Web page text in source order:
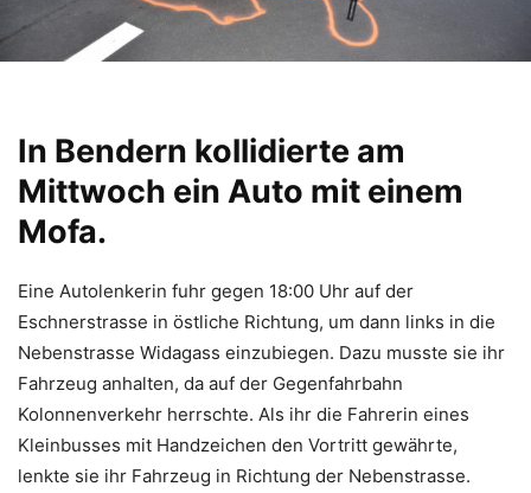
In Bendern kollidierte am
Mittwoch ein Auto mit einem
Mofa.
Eine Autolenkerin fuhr gegen 18:00 Uhr auf der
Eschnerstrasse in östliche Richtung, um dann links in die
Nebenstrasse Widagass einzubiegen. Dazu musste sie ihr
Fahrzeug anhalten, da auf der Gegenfahrbahn
Kolonnenverkehr herrschte. Als ihr die Fahrerin eines
Kleinbusses mit Handzeichen den Vortritt gewährte,
lenkte sie ihr Fahrzeug in Richtung der Nebenstrasse.